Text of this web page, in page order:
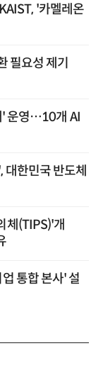
'카멜레온
필요성 제기
' 운영…10개 AI
대한민국 반도체
체(TIPS)'개
통합 본사' 설